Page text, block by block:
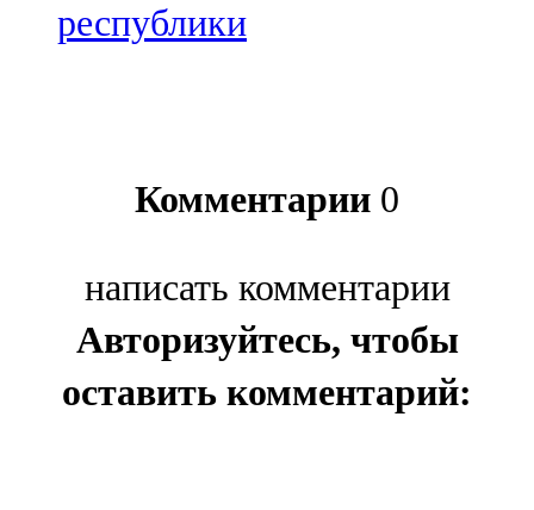
республики
Комментарии 0
написать комментарии
Авторизуйтесь, чтобы
оставить комментарий: